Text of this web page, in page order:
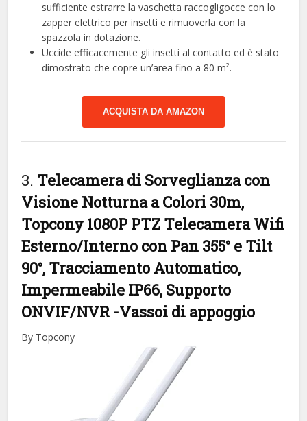
sufficiente estrarre la vaschetta raccogligocce con lo
zapper elettrico per insetti e rimuoverla con la
spazzola in dotazione.
Uccide efficacemente gli insetti al contatto ed è stato
dimostrato che copre un’area fino a 80 m².
ACQUISTA DA AMAZON
3. Telecamera di Sorveglianza con
Visione Notturna a Colori 30m,
Topcony 1080P PTZ Telecamera Wifi
Esterno/Interno con Pan 355° e Tilt
90°, Tracciamento Automatico,
Impermeabile IP66, Supporto
ONVIF/NVR -Vassoi di appoggio
By Topcony